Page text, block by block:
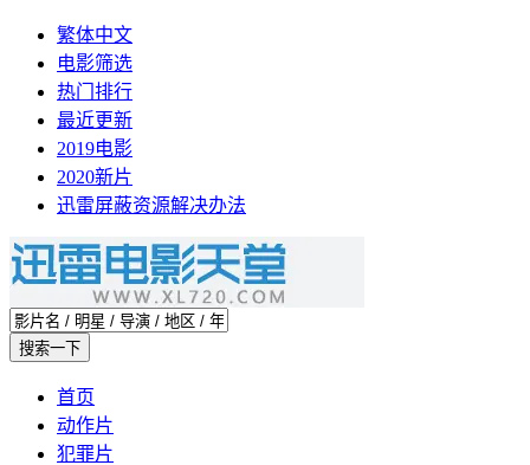
繁体中文
电影筛选
热门排行
最近更新
2019电影
2020新片
迅雷屏蔽资源解决办法
首页
动作片
犯罪片